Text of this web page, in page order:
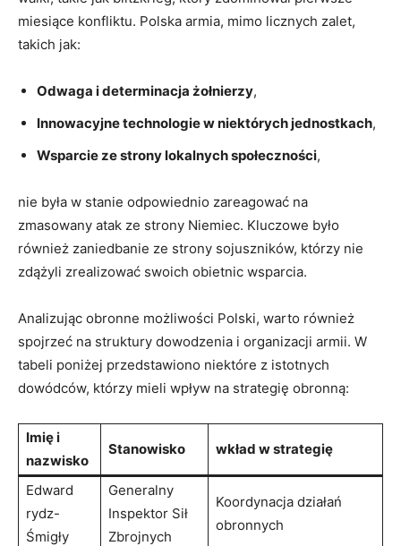
miesiące konfliktu. Polska armia, mimo licznych zalet,
takich‌ jak:
Odwaga‌ i‌ determinacja ‌żołnierzy,
Innowacyjne technologie w niektórych jednostkach,
Wsparcie ze strony lokalnych społeczności,
nie była w stanie odpowiednio ​zareagować na
zmasowany atak ze strony Niemiec. Kluczowe było
również zaniedbanie ze strony sojuszników, którzy nie
zdążyli⁤ zrealizować​ swoich‌ obietnic wsparcia.
Analizując obronne możliwości Polski, warto ​również⁢
spojrzeć na struktury dowodzenia i organizacji armii. W
tabeli poniżej przedstawiono niektóre z istotnych
dowódców, którzy mieli wpływ na strategię obronną:
Imię i
nazwisko
Stanowisko wkład w strategię
Edward
rydz-
Śmigły
Generalny
Inspektor Sił
Zbrojnych
Koordynacja działań
obronnych